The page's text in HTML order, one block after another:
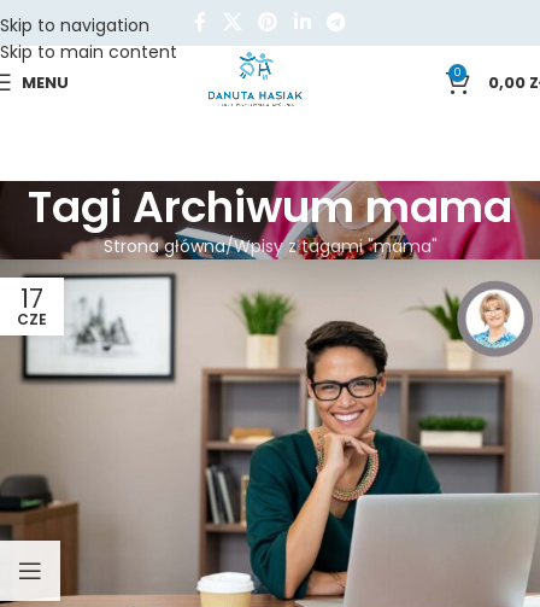
Skip to navigation
Skip to main content
MENU 0 0,00
Tagi Archiwum mama
Strona główna Wpisy z tagami "mama"
17
CZE